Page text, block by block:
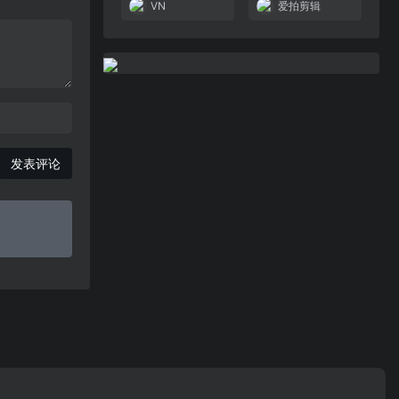
发表评论
VN 爱拍剪辑